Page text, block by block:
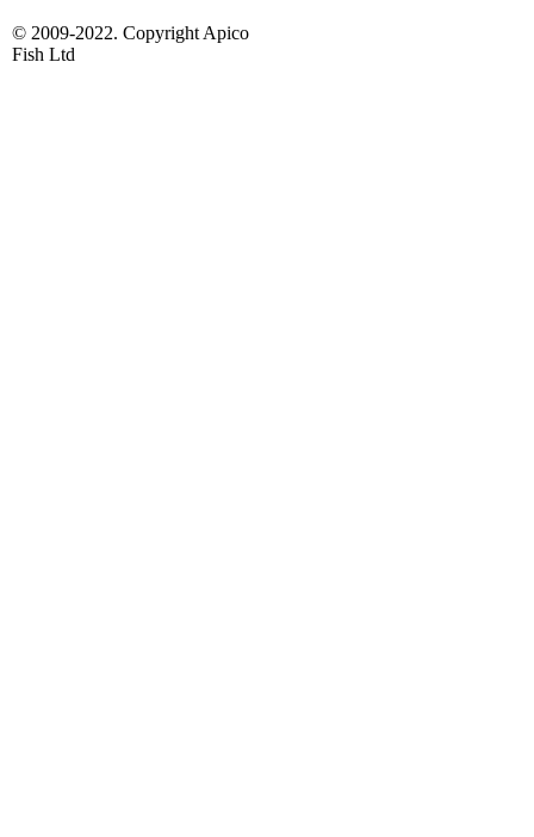
© 2009-2022. Copyright Apico
Fish Ltd